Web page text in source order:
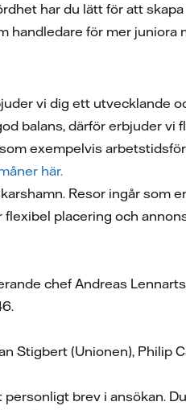
har du lätt för att
handledare för mer juniora
vi dig ett utvecklande
balans, därför erbjuder
exempelvis
här.
Resor ingår som
placering och
chef Andreas
Stigbert (Unionen), Philip
personligt brev i ansökan.